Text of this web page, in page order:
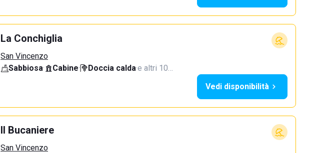
La Conchiglia
San Vincenzo
Sabbiosa· Cabine· Doccia calda·e altri 10…
Vedi disponibilità
Il Bucaniere
San Vincenzo